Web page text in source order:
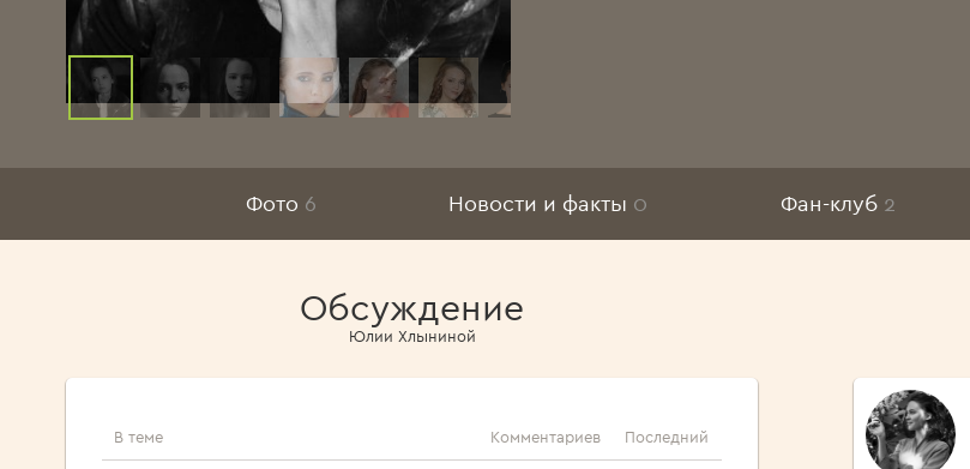
Фото 6 Новости и факты 0 Фан-клуб 2
Обсуждение
Юлии Хлыниной
В теме Комментариев Последний